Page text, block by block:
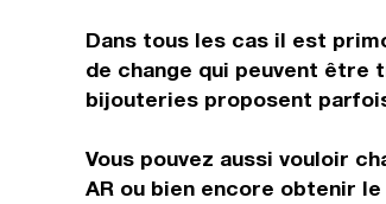
Dans tous les cas il est
de change qui peuvent être
bijouteries proposent
Vous pouvez aussi vouloir
AR ou bien encore obtenir